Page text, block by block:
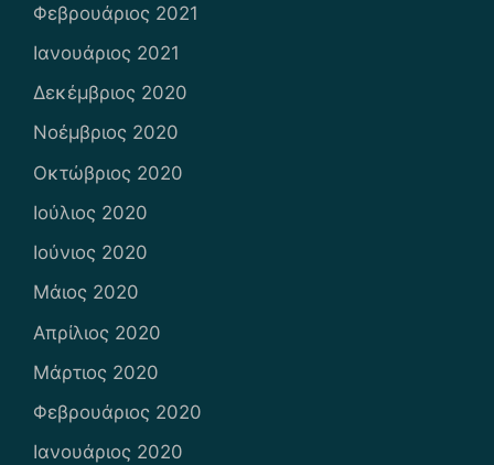
Φεβρουάριος 2021
Ιανουάριος 2021
Δεκέμβριος 2020
Νοέμβριος 2020
Οκτώβριος 2020
Ιούλιος 2020
Ιούνιος 2020
Μάιος 2020
Απρίλιος 2020
Μάρτιος 2020
Φεβρουάριος 2020
Ιανουάριος 2020